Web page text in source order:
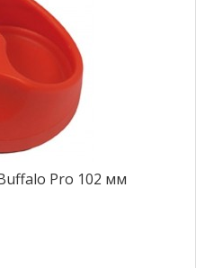
Pro 102 мм